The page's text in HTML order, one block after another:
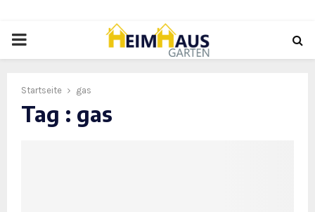
PRIMARY
Startseite gas
Tag : gas